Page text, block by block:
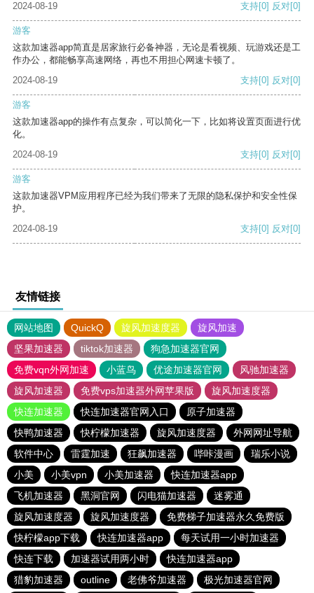
2024-08-19 支持[0] 反对[0]
游客
这款加速器app简直是居家旅行必备神器，无论是看视频、玩游戏还是工
作办公，都能畅享高速网络，再也不用担心网速卡顿了。
2024-08-19
支持[0] 反对[0]
游客
这款加速器app的操作有点复杂，可以简化一下，比如将设置页面进行优
化。
2024-08-19
支持[0] 反对[0]
游客
这款加速器VPM应用程序已经为我们带来了无限的隐私保护和安全性保
护。
2024-08-19
支持[0] 反对[0]
友情链接
网站地图 QuickQ 旋风加速度器
旋风加速
坚果加速器
tiktok加速器
狗急加速器官网
免费vqn外网加速
小蓝鸟 优途加速器官网
风驰加速器
旋风加速器
免费vps加速器外网苹果版
旋风加速度器
快连加速器
快连加速器官网入口
原子加速器
快鸭加速器
快柠檬加速器 旋风加速度器
外网网址导航
软件中心
雷霆加速 狂飙加速器 哔咔漫画
瑞乐小说
小美
小美vpn 小美加速器
快连加速器app
飞机加速器
黑洞官网 闪电猫加速器
迷雾通
旋风加速度器
旋风加速度器
免费梯子加速器永久免费版
快柠檬app下载
快连加速器app
每天试用一小时加速器
快连下载
加速器试用两小时
快连加速器app
猎豹加速器
outline 老佛爷加速器 极光加速器官网